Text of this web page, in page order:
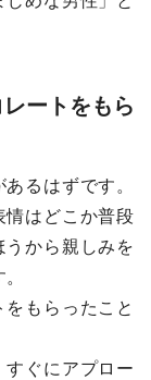
ートをもら
るはずです。
はどこか普段
から親しみを
もらったこと
ぐにアプロー